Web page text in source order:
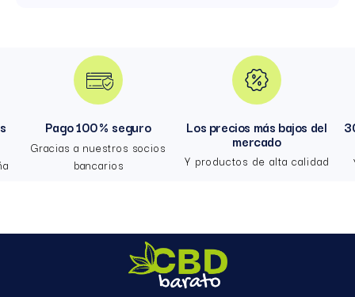
Pago 100 % seguro
Gracias a nuestros socios
bancarios
Los precios más bajos del
mercado
Y productos de alta calidad